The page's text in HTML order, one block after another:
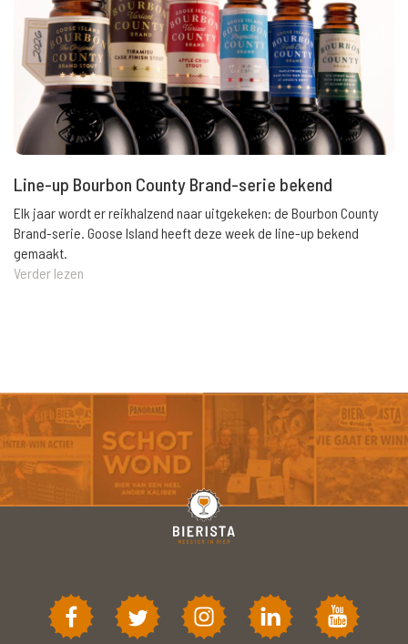
Line-up Bourbon County Brand-serie bekend
Elk jaar wordt er reikhalzend naar uitgekeken: de Bourbon County
Brand-serie. Goose Island heeft deze week de line-up bekend
gemaakt.
Verder lezen